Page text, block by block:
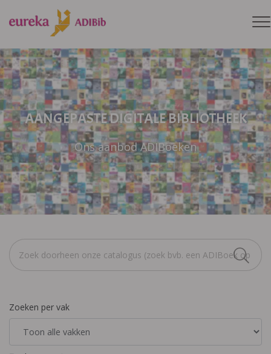
AANGEPASTE DIGITALE BIBLIOTHEEK
Ons aanbod ADIBoeken
Zoeken per vak